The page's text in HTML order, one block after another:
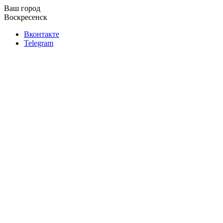
Ваш город
Воскресенск
Вконтакте
Telegram